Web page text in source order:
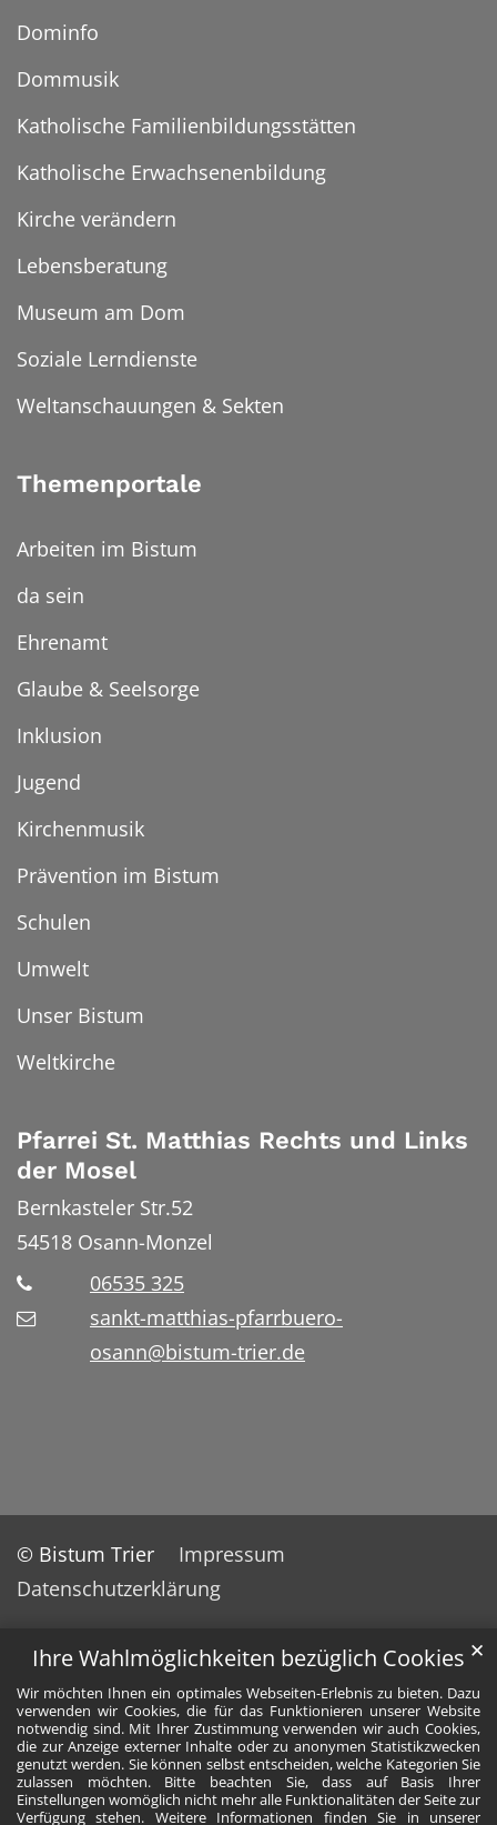
Ihre Wahlmöglichkeiten bezüglich Cookies
Wir möchten Ihnen ein optimales Webseiten-Erlebnis zu bieten. Dazu
verwenden wir Cookies, die für das Funktionieren unserer Website
notwendig sind. Mit Ihrer Zustimmung verwenden wir auch Cookies,
die zur Anzeige externer Inhalte oder zu anonymen Statistikzwecken
genutzt werden. Sie können selbst entscheiden, welche Kategorien Sie
zulassen möchten. Bitte beachten Sie, dass auf Basis Ihrer
Einstellungen womöglich nicht mehr alle Funktionalitäten der Seite zur
Verfügung stehen. Weitere Informationen finden Sie in unserer
✕
Dominfo
Dommusik
Katholische Familienbildungsstätten
Katholische Erwachsenenbildung
Kirche verändern
Lebensberatung
Museum am Dom
Soziale Lerndienste
Weltanschauungen & Sekten
Themenportale
Arbeiten im Bistum
da sein
Ehrenamt
Glaube & Seelsorge
Inklusion
Jugend
Kirchenmusik
Prävention im Bistum
Schulen
Umwelt
Unser Bistum
Weltkirche
Pfarrei St. Matthias Rechts und Links
der Mosel
Bernkasteler Str.52
54518 Osann-Monzel
06535 325
sankt-matthias-pfarrbuero-
osann@bistum-trier.de
© Bistum Trier
Impressum
Datenschutzerklärung